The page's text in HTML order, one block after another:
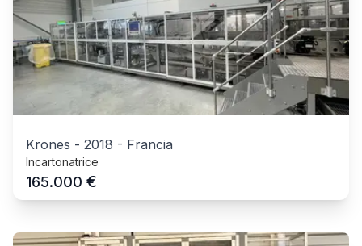
Krones - 2018 - Francia
Incartonatrice
165.000 €